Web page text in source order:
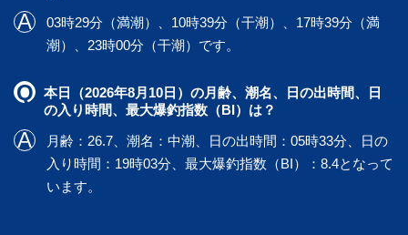
03時29分（満潮）、10時39分（干潮）、17時39分（満
潮）、23時00分（干潮）です。
本日（2026年8月10日）の月齢、潮名、日の出時間、日
の入り時間、最大爆釣指数（BI）は？
月齢：26.7、潮名：中潮、日の出時間：05時33分、日の
入り時間：19時03分、最大爆釣指数（BI）：8.4となって
います。